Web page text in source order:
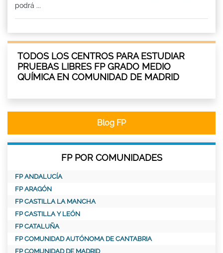
podrá ...
TODOS LOS CENTROS PARA ESTUDIAR
PRUEBAS LIBRES FP GRADO MEDIO
QUÍMICA EN COMUNIDAD DE MADRID
Blog FP
FP POR COMUNIDADES
FP ANDALUCÍA
FP ARAGÓN
FP CASTILLA LA MANCHA
FP CASTILLA Y LEÓN
FP CATALUÑA
FP COMUNIDAD AUTÓNOMA DE CANTABRIA
FP COMUNIDAD DE MADRID